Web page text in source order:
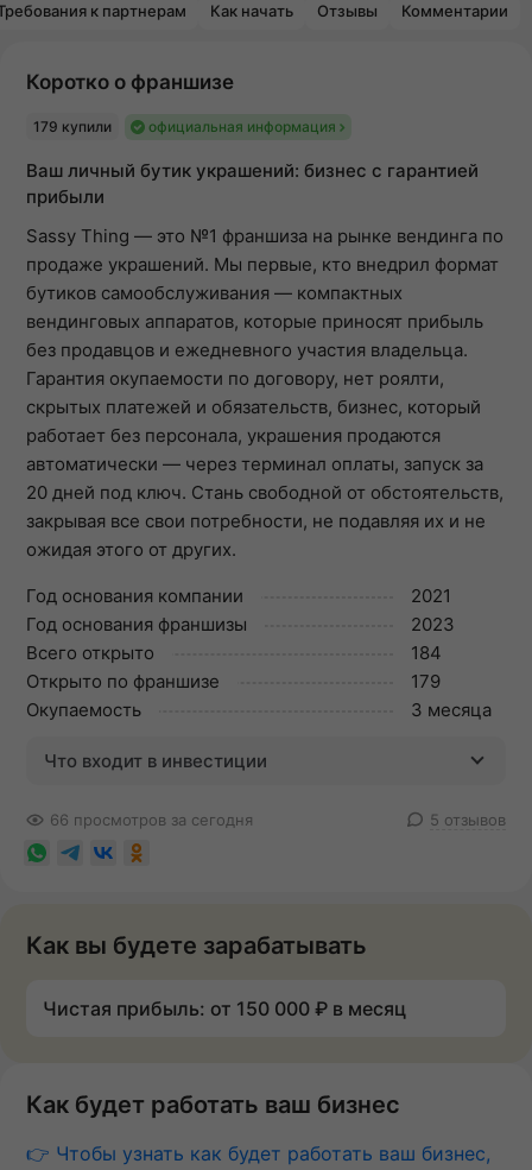
к партнерам Как начать Отзывы Комментарии
Коротко о франшизе
179 купили официальная информация
Ваш личный бутик украшений: бизнес с гарантией
прибыли
Sassy Thing — это №1 франшиза на рынке вендинга по
продаже украшений. Мы первые, кто внедрил формат
бутиков самообслуживания — компактных
вендинговых аппаратов, которые приносят прибыль
без продавцов и ежедневного участия владельца.
Гарантия окупаемости по договору, нет роялти,
скрытых платежей и обязательств, бизнес, который
работает без персонала, украшения продаются
автоматически — через терминал оплаты, запуск за
20 дней под ключ. Стань свободной от обстоятельств,
закрывая все свои потребности, не подавляя их и не
ожидая этого от других.
Год основания компании
2021
Год основания франшизы
2023
Всего открыто
184
Открыто по франшизе
179
Окупаемость
3 месяца
Что входит в инвестиции
66 просмотров за сегодня 5 отзывов
Как вы будете зарабатывать
Чистая прибыль: от 150 000 ₽ в месяц
Как будет работать ваш бизнес
👉 Чтобы узнать как будет работать ваш бизнес,